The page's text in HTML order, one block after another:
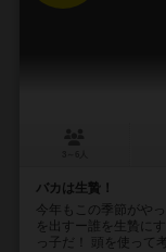
バカは生贄！
今年もこの季節がや
を出すー誰を生贄に
っ子だ！ 頭を使って